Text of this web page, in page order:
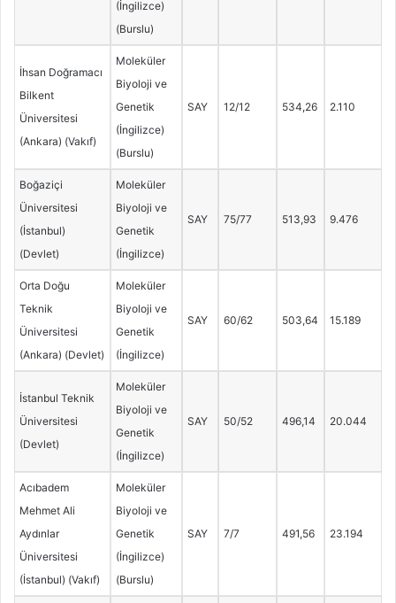
(İngilizce)
(Burslu)
İhsan Doğramacı
Bilkent
Üniversitesi
(Ankara) (Vakıf)
Moleküler
Biyoloji ve
Genetik
(İngilizce)
(Burslu)
SAY 12/12 534,26 2.110
Boğaziçi
Üniversitesi
(İstanbul)
(Devlet)
Moleküler
Biyoloji ve
Genetik
(İngilizce)
SAY 75/77 513,93 9.476
Orta Doğu
Teknik
Üniversitesi
(Ankara) (Devlet)
Moleküler
Biyoloji ve
Genetik
(İngilizce)
SAY 60/62 503,64 15.189
İstanbul Teknik
Üniversitesi
(Devlet)
Moleküler
Biyoloji ve
Genetik
(İngilizce)
SAY 50/52 496,14 20.044
Acıbadem
Mehmet Ali
Aydınlar
Üniversitesi
(İstanbul) (Vakıf)
Moleküler
Biyoloji ve
Genetik
(İngilizce)
(Burslu)
SAY 7/7 491,56 23.194